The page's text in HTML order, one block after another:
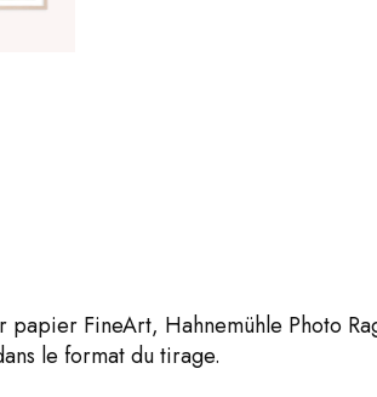
FineArt, Hahnemühle Photo
le format du tirage.